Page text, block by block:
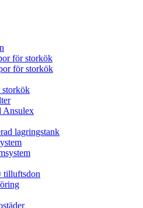
för storkök
för storkök
Ansulex
lagringstank
tilluftsdon